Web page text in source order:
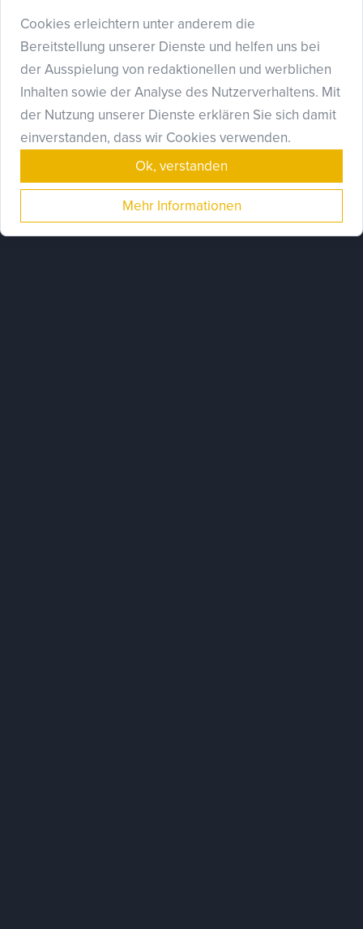
Vor-Ort Service :zur Onlineanmeldung bittehier klicken.
Cookies erleichtern unter anderem die
Bereitstellung unserer Dienste und helfen uns bei
der Ausspielung von redaktionellen und werblichen
Inhalten sowie der Analyse des Nutzerverhaltens. Mit
der Nutzung unserer Dienste erklären Sie sich damit
einverstanden, dass wir Cookies verwenden.
Ok, verstanden
Mehr Informationen